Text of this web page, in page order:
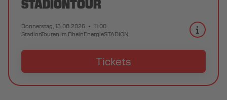
Donnerstag, 13.08.2026
11:00
StadionTouren im RheinEnergieSTADION
Tickets